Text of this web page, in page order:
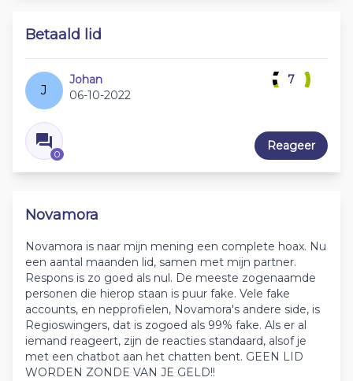
Betaald lid
J
Johan
06-10-2022
0
7
Reageer
Novamora
Novamora is naar mijn mening een complete hoax. Nu
een aantal maanden lid, samen met mijn partner.
Respons is zo goed als nul. De meeste zogenaamde
personen die hierop staan is puur fake. Vele fake
accounts, en nepprofielen, Novamora's andere side, is
Regioswingers, dat is zogoed als 99% fake. Als er al
iemand reageert, zijn de reacties standaard, alsof je
met een chatbot aan het chatten bent. GEEN LID
WORDEN ZONDE VAN JE GELD!!